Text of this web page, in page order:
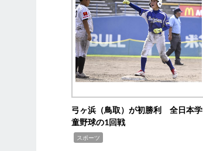
弓ヶ浜（鳥取）が初勝利 全日本学
童野球の1回戦
スポーツ